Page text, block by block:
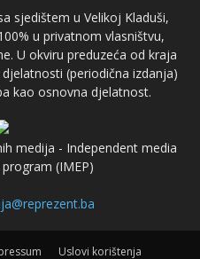
sjedištem u Velikoj Kladuši,
u privatnom vlasništvu,
U okviru preduzeća od kraja
(periodična izdanja)
kao osnovna djelatnost.
medija - Independent media
(IMEP)
Uslovi korištenja